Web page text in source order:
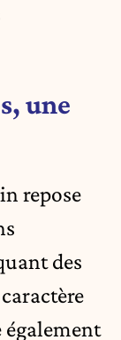
une
repose
des